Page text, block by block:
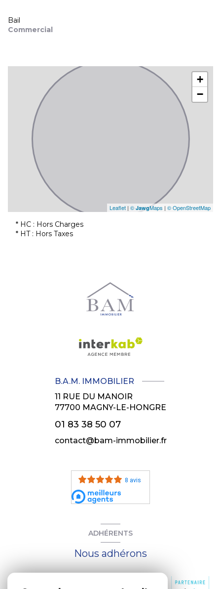
Bail
Commercial
+
−
Leaflet | © JawgMaps | © OpenStreetMap
* HC : Hors Charges
* HT : Hors Taxes
B.A.M. IMMOBILIER
11 RUE DU MANOIR
77700 MAGNY-LE-HONGRE
01 83 38 50 07
contact@bam-immobilier.fr
8 avis
ADHÉRENTS
Nous adhérons